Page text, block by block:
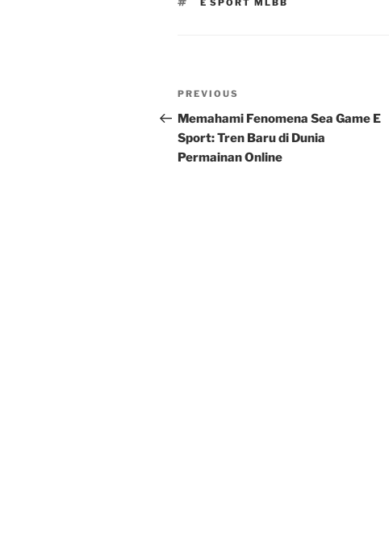
E SPORT MLBB
Post
navigation
Previous
Post
PREVIOUS
Memahami Fenomena Sea Game E
Sport: Tren Baru di Dunia
Permainan Online